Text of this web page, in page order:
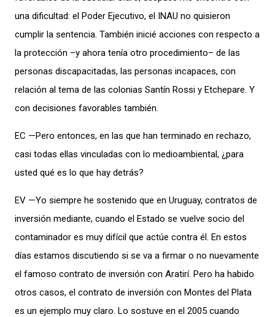
una dificultad: el Poder Ejecutivo, el INAU no quisieron
cumplir la sentencia. También inicié acciones con respecto a
la protección –y ahora tenía otro procedimiento– de las
personas discapacitadas, las personas incapaces, con
relación al tema de las colonias Santín Rossi y Etchepare. Y
con decisiones favorables también.
EC —Pero entonces, en las que han terminado en rechazo,
casi todas ellas vinculadas con lo medioambiental, ¿para
usted qué es lo que hay detrás?
EV —Yo siempre he sostenido que en Uruguay, contratos de
inversión mediante, cuando el Estado se vuelve socio del
contaminador es muy difícil que actúe contra él. En estos
días estamos discutiendo si se va a firmar o no nuevamente
el famoso contrato de inversión con Aratirí. Pero ha habido
otros casos, el contrato de inversión con Montes del Plata
es un ejemplo muy claro. Lo sostuve en el 2005 cuando